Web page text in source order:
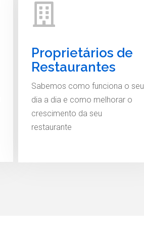
Proprietários de
Restaurantes
Sabemos como funciona o seu
dia a dia e como melhorar o
crescimento da seu
restaurante